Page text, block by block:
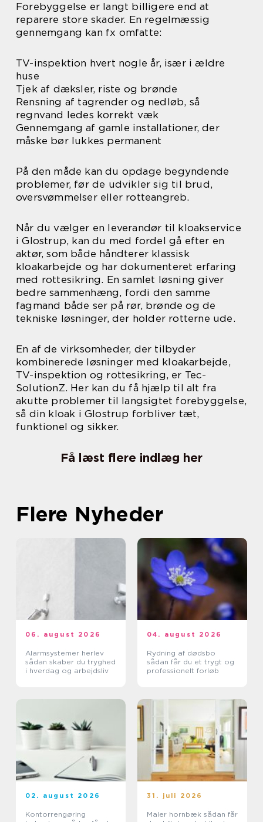
Forebyggelse er langt billigere end at
reparere store skader. En regelmæssig
gennemgang kan fx omfatte:
TV-inspektion hvert nogle år, især i ældre
huse
Tjek af dæksler, riste og brønde
Rensning af tagrender og nedløb, så
regnvand ledes korrekt væk
Gennemgang af gamle installationer, der
måske bør lukkes permanent
På den måde kan du opdage begyndende
problemer, før de udvikler sig til brud,
oversvømmelser eller rotteangreb.
Når du vælger en leverandør til kloakservice
i Glostrup, kan du med fordel gå efter en
aktør, som både håndterer klassisk
kloakarbejde og har dokumenteret erfaring
med rottesikring. En samlet løsning giver
bedre sammenhæng, fordi den samme
fagmand både ser på rør, brønde og de
tekniske løsninger, der holder rotterne ude.
En af de virksomheder, der tilbyder
kombinerede løsninger med kloakarbejde,
TV-inspektion og rottesikring, er Tec-
SolutionZ. Her kan du få hjælp til alt fra
akutte problemer til langsigtet forebyggelse,
så din kloak i Glostrup forbliver tæt,
funktionel og sikker.
Få læst flere indlæg her
Flere Nyheder
06. august 2026
Alarmsystemer herlev
sådan skaber du tryghed
i hverdag og arbejdsliv
04. august 2026
Rydning af dødsbo
sådan får du et trygt og
professionelt forløb
02. august 2026
Kontorrengøring
31. juli 2026
Maler hornbæk sådan får